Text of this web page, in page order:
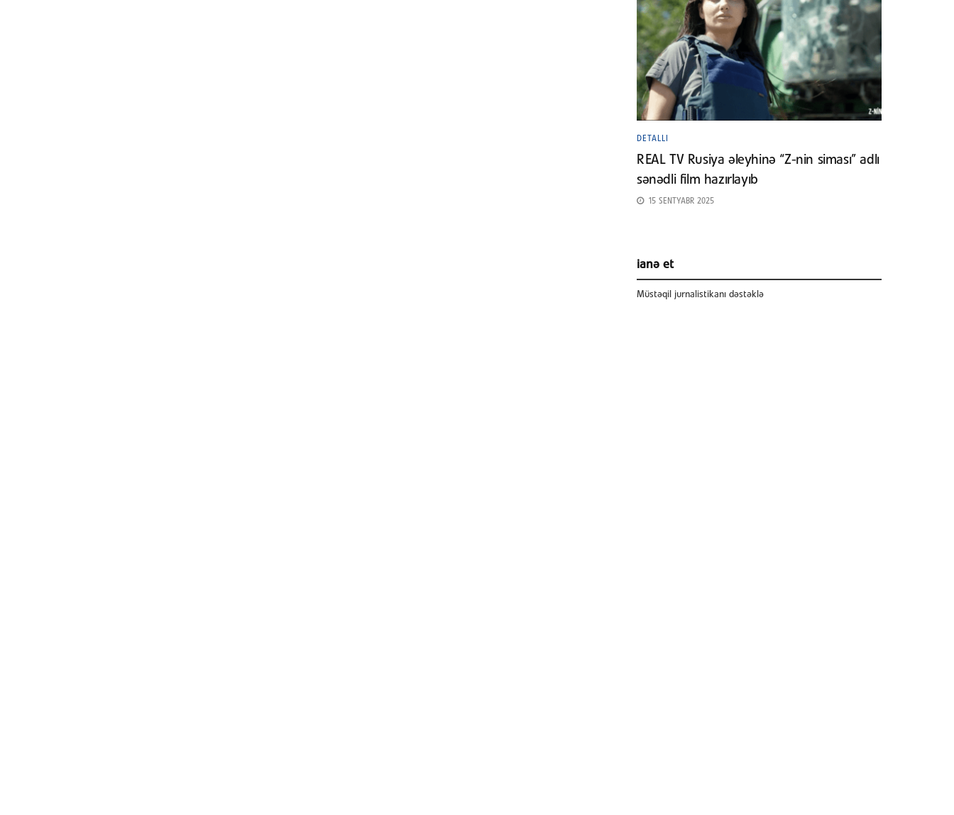
DETALLI
REAL TV Rusiya əleyhinə “Z-nin siması” adlı
sənədli film hazırlayıb
15 SENTYABR 2025
ianə et
Müstəqil jurnalistikanı dəstəklə